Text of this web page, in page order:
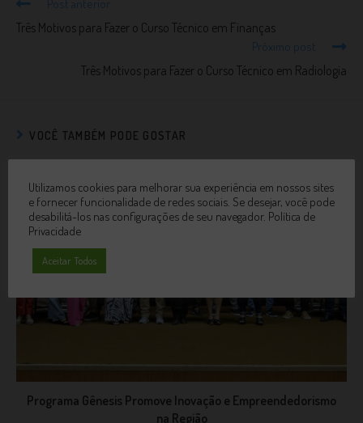
Post anterior
Três Motivos para Fazer o Curso Técnico em Finanças
Próximo post
Três Motivos para Fazer o Curso Técnico em Radiologia
VOCÊ TAMBÉM PODE GOSTAR
Programa Gênesis Promove Inovação e Empreendedorismo
na Região
Utilizamos cookies para melhorar sua experiência em nossos sites
e fornecer funcionalidade de redes sociais. Se desejar, você pode
desabilitá-los nas configurações de seu navegador. Política de
Privacidade
Aceitar Todos